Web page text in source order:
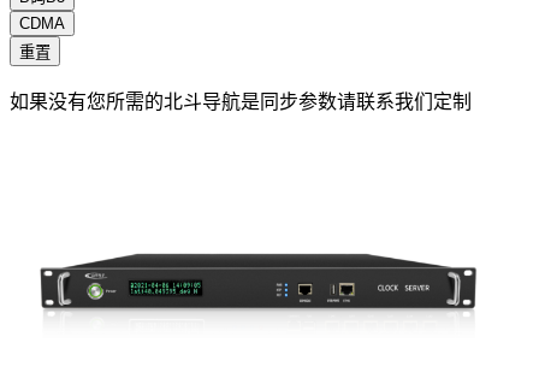
CDMA
重置
如果没有您所需的北斗导航是同步参数请联系我们定制